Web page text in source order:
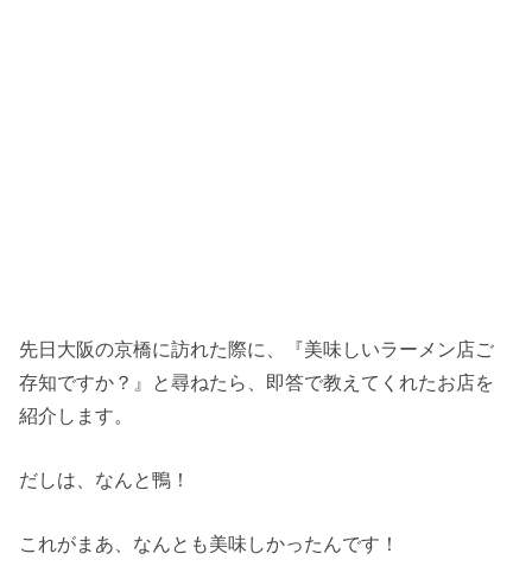
先日大阪の京橋に訪れた際に、『美味しいラーメン店ご
存知ですか？』と尋ねたら、即答で教えてくれたお店を
紹介します。
だしは、なんと鴨！
これがまあ、なんとも美味しかったんです！